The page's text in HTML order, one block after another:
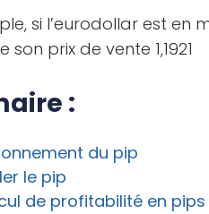
si l’eurodollar est en
son prix de vente 1,1921
:
du pip
le pip
de profitabilité en pips